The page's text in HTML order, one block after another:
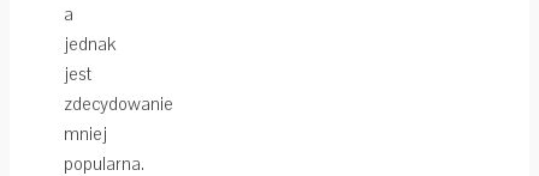
a
jednak
jest
zdecydowanie
mniej
popularna.